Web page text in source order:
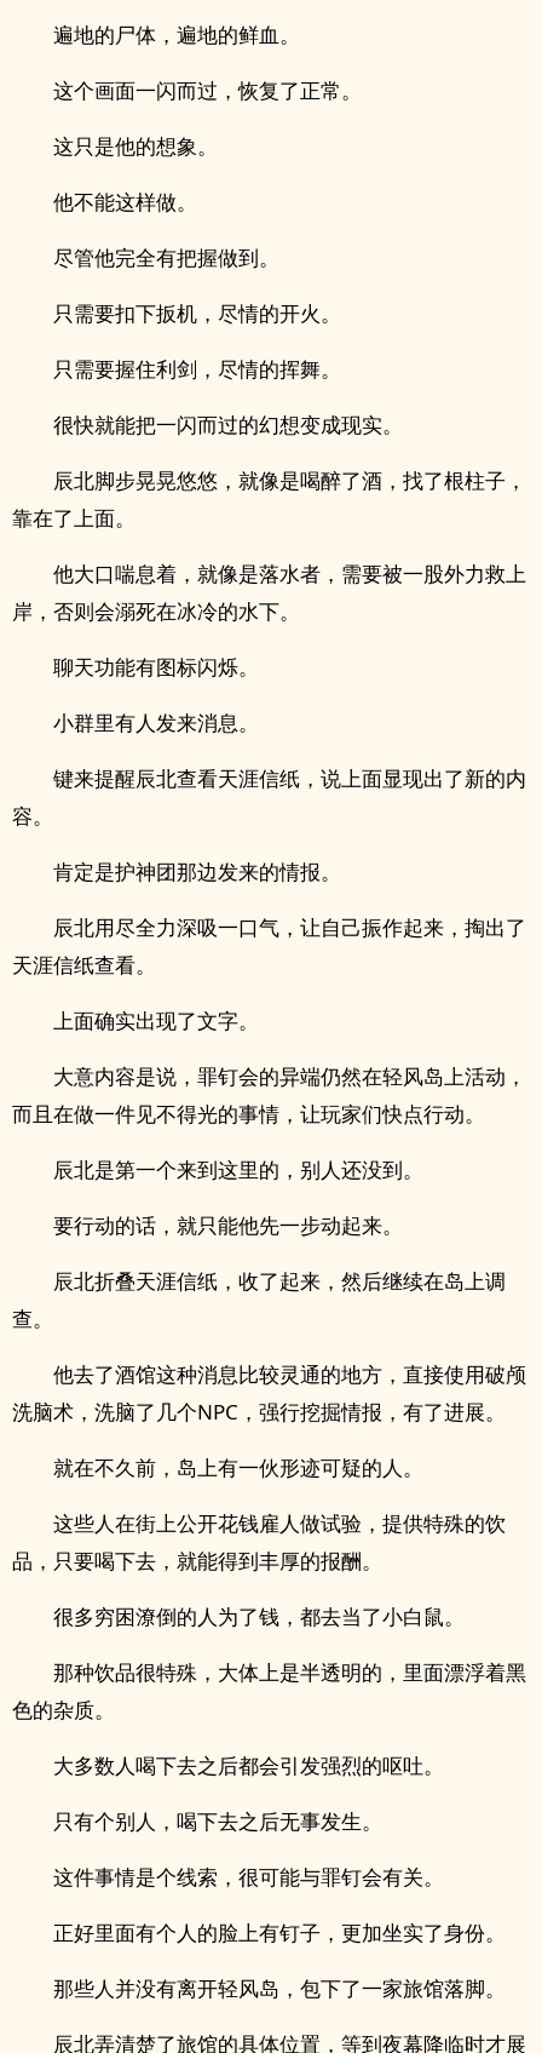
遍地的尸体，遍地的鲜血。
这个画面一闪而过，恢复了正常。
这只是他的想象。
他不能这样做。
尽管他完全有把握做到。
只需要扣下扳机，尽情的开火。
只需要握住利剑，尽情的挥舞。
很快就能把一闪而过的幻想变成现实。
辰北脚步晃晃悠悠，就像是喝醉了酒，找了根柱子，
靠在了上面。
他大口喘息着，就像是落水者，需要被一股外力救上
岸，否则会溺死在冰冷的水下。
聊天功能有图标闪烁。
小群里有人发来消息。
键来提醒辰北查看天涯信纸，说上面显现出了新的内
容。
肯定是护神团那边发来的情报。
辰北用尽全力深吸一口气，让自己振作起来，掏出了
天涯信纸查看。
上面确实出现了文字。
大意内容是说，罪钉会的异端仍然在轻风岛上活动，
而且在做一件见不得光的事情，让玩家们快点行动。
辰北是第一个来到这里的，别人还没到。
要行动的话，就只能他先一步动起来。
辰北折叠天涯信纸，收了起来，然后继续在岛上调
查。
他去了酒馆这种消息比较灵通的地方，直接使用破颅
洗脑术，洗脑了几个NPC，强行挖掘情报，有了进展。
就在不久前，岛上有一伙形迹可疑的人。
这些人在街上公开花钱雇人做试验，提供特殊的饮
品，只要喝下去，就能得到丰厚的报酬。
很多穷困潦倒的人为了钱，都去当了小白鼠。
那种饮品很特殊，大体上是半透明的，里面漂浮着黑
色的杂质。
大多数人喝下去之后都会引发强烈的呕吐。
只有个别人，喝下去之后无事发生。
这件事情是个线索，很可能与罪钉会有关。
正好里面有个人的脸上有钉子，更加坐实了身份。
那些人并没有离开轻风岛，包下了一家旅馆落脚。
辰北弄清楚了旅馆的具‌­体‎‌​位‌­‌置，等到夜幕降临时才展